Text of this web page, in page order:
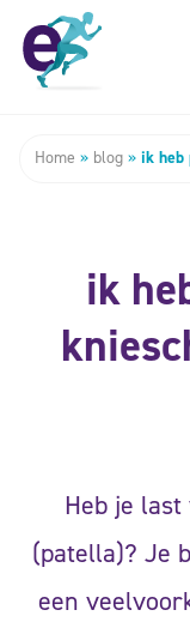
Home » blog » ik heb
ik
Heb je
(patella)? Je
een